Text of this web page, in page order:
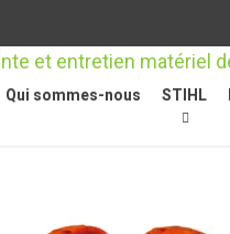
Qui sommes-nous STIHL
individuelle